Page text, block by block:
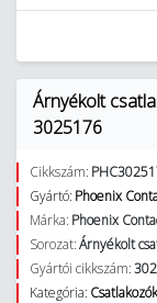
Árnyékolt
3025176
Cikkszám:
Gyártó: Phoenix
Márka: Phoenix
Sorozat:Árnyékolt
Gyártói cikkszám:
Kategória: